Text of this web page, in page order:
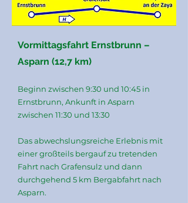
Vormittagsfahrt Ernstbrunn –
Asparn (12,7 km)
Beginn zwischen 9:30 und 10:45 in
Ernstbrunn, Ankunft in Asparn
zwischen 11:30 und 13:30
Das abwechslungsreiche Erlebnis mit
einer großteils bergauf zu tretenden
Fahrt nach Grafensulz und dann
durchgehend 5 km Bergabfahrt nach
Asparn.